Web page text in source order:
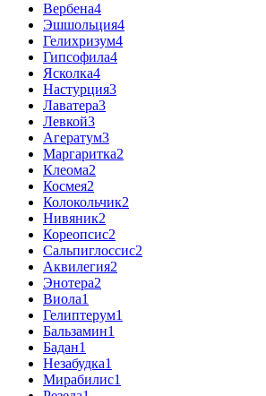
Вербена4
Эшшольция4
Гелихризум4
Гипсофила4
Ясколка4
Настурция3
Лаватера3
Левкой3
Агератум3
Маргаритка2
Клеома2
Космея2
Колокольчик2
Нивяник2
Кореопсис2
Сальпиглоссис2
Аквилегия2
Энотера2
Виола1
Гелиптерум1
Бальзамин1
Бадан1
Незабудка1
Мирабилис1